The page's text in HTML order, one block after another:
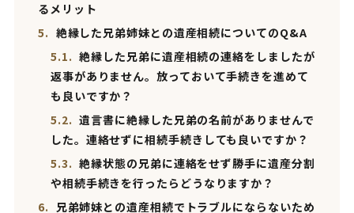
るメリット
5. 絶縁した兄弟姉妹との遺産相続についてのQ&A
5.1. 絶縁した兄弟に遺産相続の連絡をしましたが
返事がありません。放っておいて手続きを進めて
も良いですか？
5.2. 遺言書に絶縁した兄弟の名前がありませんで
した。連絡せずに相続手続きしても良いですか？
5.3. 絶縁状態の兄弟に連絡をせず勝手に遺産分割
や相続手続きを行ったらどうなりますか？
6. 兄弟姉妹との遺産相続でトラブルにならないため